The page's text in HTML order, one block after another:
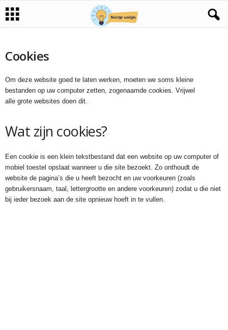
Cookies
Om deze website goed te laten werken, moeten we soms kleine
bestanden op uw computer zetten, zogenaamde cookies. Vrijwel
alle grote websites doen dit.
Wat zijn cookies?
Een cookie is een klein tekstbestand dat een website op uw computer of
mobiel toestel opslaat wanneer u die site bezoekt. Zo onthoudt de
website de pagina’s die u heeft bezocht en uw voorkeuren (zoals
gebruikersnaam, taal, lettergrootte en andere voorkeuren) zodat u die niet
bij ieder bezoek aan de site opnieuw hoeft in te vullen.